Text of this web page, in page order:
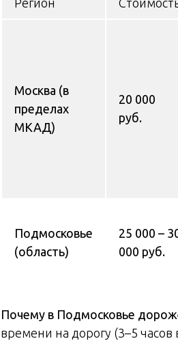
Москва (в
пределах
МКАД)
20 000
руб.
Подмосковье
(область)
25 000 –
000 руб.
Почему в Подмосковье
времени на дорогу (3–5